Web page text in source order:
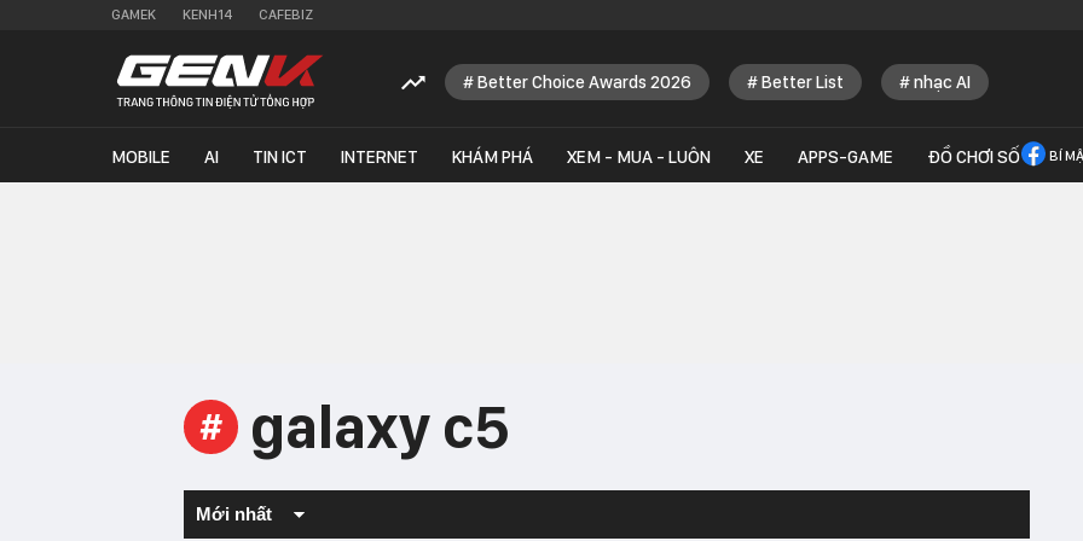
GAMEK KENH14 CAFEBIZ
Better Choice Awards 2026 Better List nhạc AI
MOBILE AI TIN ICT INTERNET KHÁM PHÁ XEM - MUA - LUÔN XE APPS-GAME ĐỒ CHƠI SỐ BÍ
# galaxy c5
Mới nhất